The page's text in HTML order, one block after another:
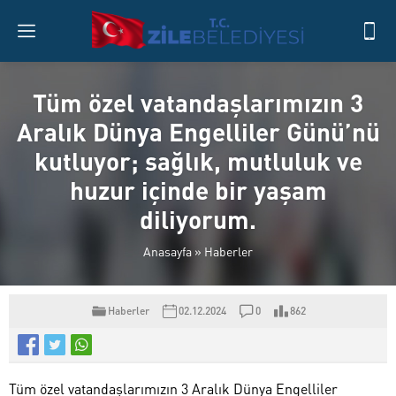
Tüm özel vatandaşlarımızın 3
Aralık Dünya Engelliler Günü’nü
kutluyor; sağlık, mutluluk ve
huzur içinde bir yaşam
diliyorum.
Anasayfa » Haberler
Haberler 02.12.2024 0 862
Tüm özel vatandaşlarımızın 3 Aralık Dünya Engelliler